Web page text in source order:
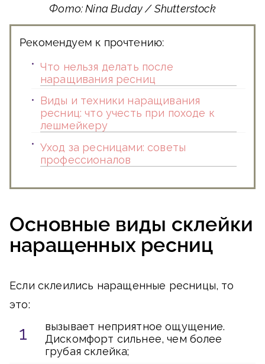
Фото: Nina Buday / Shutterstock
Рекомендуем к прочтению:
Что нельзя делать после
наращивания ресниц
Виды и техники наращивания
ресниц: что учесть при походе к
лешмейкеру
Уход за ресницами: советы
профессионалов
Основные виды склейки
наращенных ресниц
Если склеились наращенные ресницы, то
это:
вызывает неприятное ощущение.
Дискомфорт сильнее, чем более
грубая склейка;